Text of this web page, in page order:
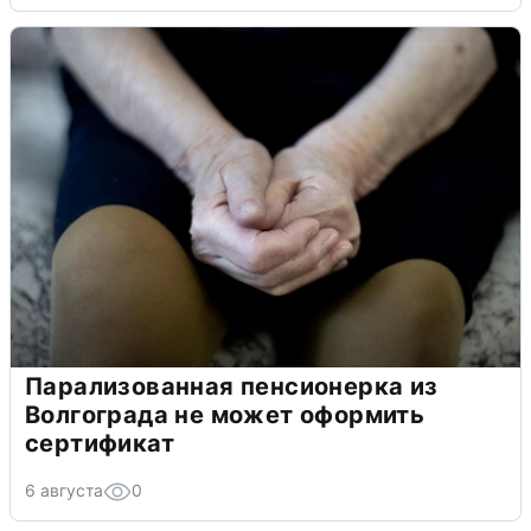
Парализованная пенсионерка из
Волгограда не может оформить
сертификат
6 августа 0